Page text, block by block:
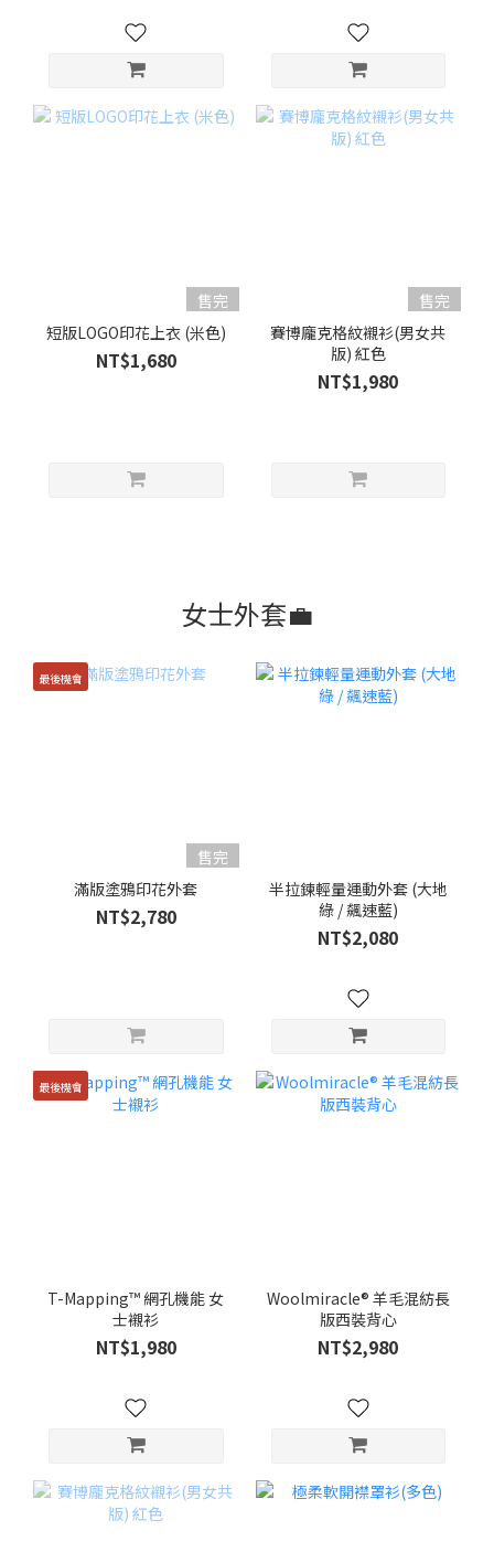
售完
短版LOGO印花上衣 (米色)
NT$1,680
售完
賽博龐克格紋襯衫(男女共
版) 紅色
NT$1,980
女士外套💼
最後機會
售完
滿版塗鴉印花外套
NT$2,780
半拉鍊輕量運動外套 (大地
綠 / 飆速藍)
NT$2,080
最後機會
T-Mapping™ 網孔機能 女
士襯衫
NT$1,980
Woolmiracle® 羊毛混紡長
版西裝背心
NT$2,980